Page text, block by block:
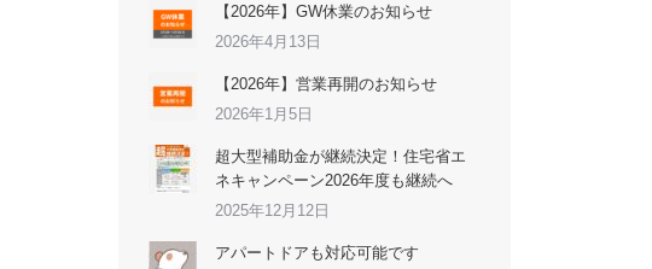
【2026年】GW休業のお知らせ
2026年4月13日
【2026年】営業再開のお知らせ
2026年1月5日
超大型補助金が継続決定！住宅省エ
ネキャンペーン2026年度も継続へ
2025年12月12日
アパートドアも対応可能です